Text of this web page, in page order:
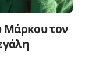
Μάρκου τον